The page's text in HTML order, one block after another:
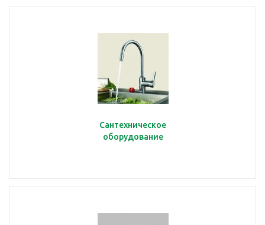
Сантехническое
оборудование